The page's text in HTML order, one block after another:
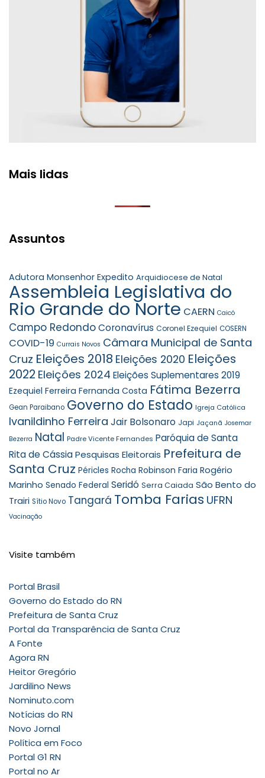
Mais lidas
Assuntos
Adutora Monsenhor Expedito Arquidiocese de Natal
Assembleia Legislativa do
Rio Grande do Norte CAERN Caicó
Campo RedondoCoronavírus Coronel Ezequiel COSERN
COVID-19 Currais Novos Câmara Municipal de Santa
Cruz Eleições 2018 Eleições 2020 Eleições
2022 Eleições 2024 Eleições Suplementares 2019
Ezequiel Ferreira Fernanda Costa Fátima Bezerra
Gean Paraibano Governo do Estado Igreja Católica
Ivanildinho Ferreira Jair Bolsonaro Japi Jaçanã Josemar
Bezerra Natal Padre Vicente Fernandes Paróquia de Santa
Rita de CássiaPesquisas Eleitorais Prefeitura de
Santa Cruz Péricles Rocha Robinson Faria Rogério
Marinho Senado Federal Seridó Serra Caiada São Bento do
Trairi Sítio Novo Tangará Tomba Farias UFRN
Vacinação
Visite também
Portal Brasil
Governo do Estado do RN
Prefeitura de Santa Cruz
Portal da Transparência de Santa Cruz
A Fonte
Agora RN
Heitor Gregório
Jardilino News
Nominuto.com
Notícias do RN
Novo Jornal
Política em Foco
Portal G1 RN
Portal no Ar